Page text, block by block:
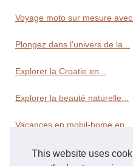
This website uses
Voyage moto sur mesure
Plongez dans l'univers de la...
Explorer la Croatie en...
Explorer la beauté naturelle...
Vacances en mobil-home en...